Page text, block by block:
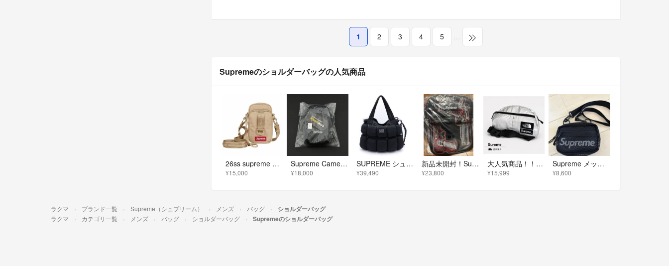
1 2 3 4 5 …
Supremeのショルダーバッグの人気商品
26ss supreme ショルダーバッグ tan
¥15,000
Supreme Camera Bag + Mini Pouch バッグ ポーチ
¥18,000
SUPREME シュプリーム 25SS Marithe + Francois Girbaud Pokachu Puffer Tote Bag マリテ フランソワ ジルボー ポカチュウ パファー トートバッグ ハンドバッグ ブラック
¥39,490
新品未開封！Supreme シュプリーム Guns Embroidered Leather Bag
¥23,800
大人気商品！！Supreme × THE NORTH FACE ボディバッグ シルバー
¥15,999
Supreme メッシュ ポーチ ブラック
¥8,600
ラクマ ブランド一覧 Supreme（シュプリーム） メンズ バッグ ショルダーバッグ
ラクマ カテゴリ一覧 メンズ バッグ ショルダーバッグ Supremeのショルダーバッグ